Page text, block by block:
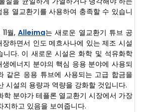
열교환기를 사용하여 충족할 수 있습니
월, Alleima는 새로운 열교환기 튜브 공
하면서 인도 메흐사나에 있는 제조 시설
니다. 이 새로운 시설은 화학 및 석유화학
에너지 분야의 핵심 응용 분야에 사용되
같은 응용 튜브에 사용되는 고급 합금을
시설의 용량과 역량을 강화할 것입니다.
학 분야가 테플론 열교환기 시장에서 가장
지하고 있음을 보여줍니다.